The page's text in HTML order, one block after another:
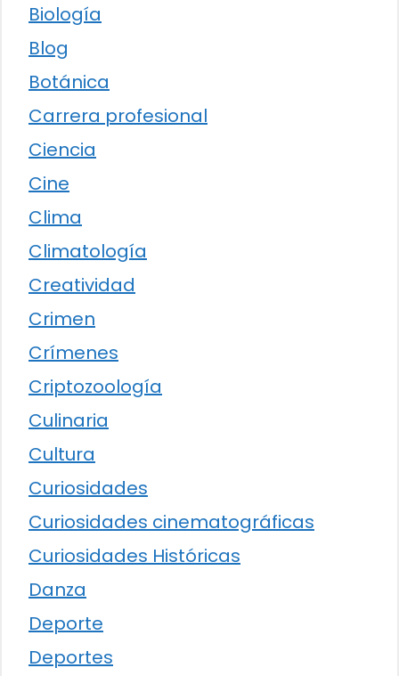
Biología
Blog
Botánica
Carrera profesional
Ciencia
Cine
Clima
Climatología
Creatividad
Crimen
Crímenes
Criptozoología
Culinaria
Cultura
Curiosidades
Curiosidades cinematográficas
Curiosidades Históricas
Danza
Deporte
Deportes